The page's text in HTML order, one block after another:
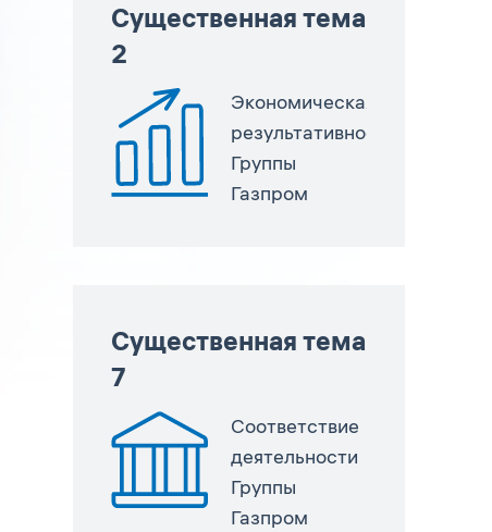
Существенная тема
2
Экономическая
результативность
Группы
Газпром
Существенная тема
7
Соответствие
деятельности
Группы
Газпром